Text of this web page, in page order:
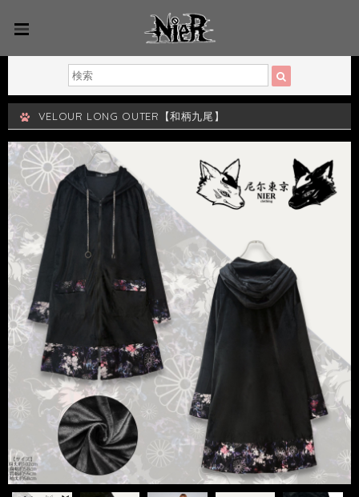
VELOUR LONG OUTER【和柄九尾】